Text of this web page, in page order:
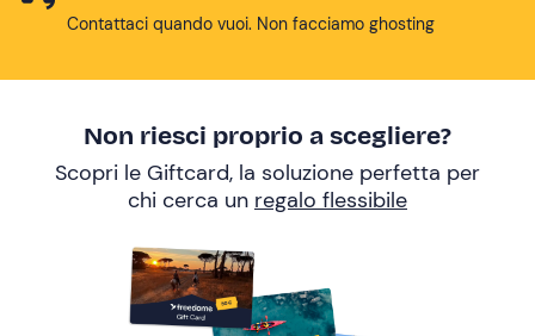
Contattaci quando vuoi. Non facciamo ghosting
Non riesci proprio a scegliere?
Scopri le Giftcard, la soluzione perfetta per
chi cerca un regalo flessibile